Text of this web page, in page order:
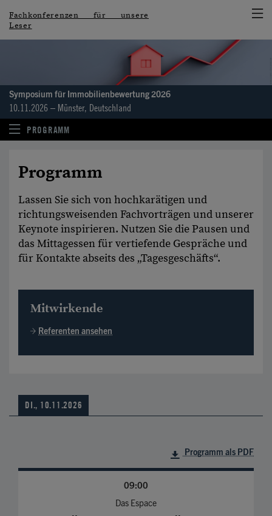
Fachkonferenzen für unsere
Leser
Symposium für Immobilien­bewertung 2026
10.11.2026 – Münster, Deutschland
PROGRAMM
Programm
Lassen Sie sich von hochkarätigen und
richtungs­weisenden Fachvorträgen und unserer
Keynote inspirieren. Nutzen Sie die Pausen und
das Mittagessen für vertiefende Gespräche und
für Kontakte abseits des „Tagesgeschäfts“.
Mitwirkende
Referenten ansehen
DI., 10.11.2026
Programm als PDF
09:00
Das Espace